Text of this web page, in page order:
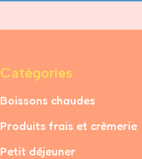
Catégories
Boissons chaudes
Produits frais et crèmerie
Petit déjeuner